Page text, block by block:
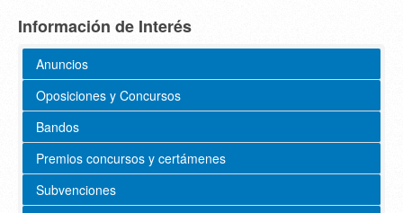
Información de Interés
Anuncios
Oposiciones y Concursos
Bandos
Premios concursos y certámenes
Subvenciones